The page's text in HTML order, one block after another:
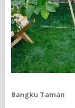
Bangku Taman